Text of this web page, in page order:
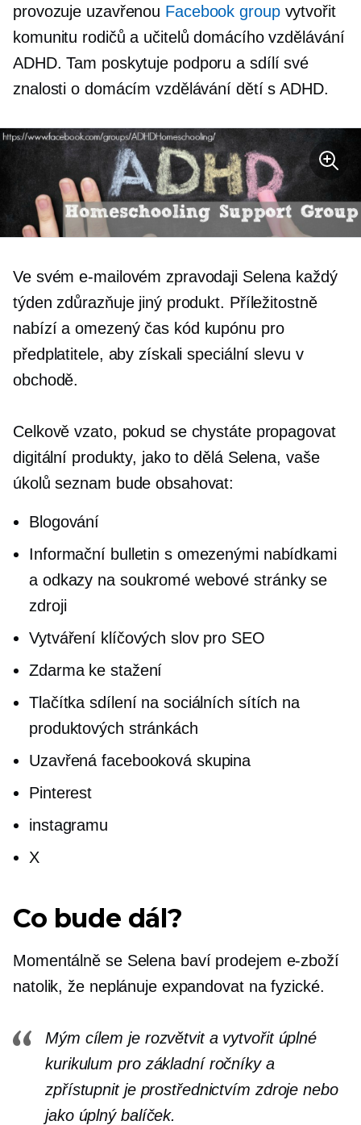
provozuje uzavřenou Facebook groupvytvořit
komunitu rodičů a učitelů domácího vzdělávání
ADHD. Tam poskytuje podporu a sdílí své
znalosti o domácím vzdělávání dětí s ADHD.
Ve svém e-mailovém zpravodaji Selena každý
týden zdůrazňuje jiný produkt. Příležitostně
nabízí aomezený čas kód kupónu pro
předplatitele, aby získali speciální slevu v
obchodě.
Celkově vzato, pokud se chystáte propagovat
digitální produkty, jako to dělá Selena, vaše
úkolů seznam bude obsahovat:
Blogování
Informační bulletin s omezenými nabídkami
a odkazy na soukromé webové stránky se
zdroji
Vytváření klíčových slov pro SEO
Zdarma ke stažení
Tlačítka sdílení na sociálních sítích na
produktových stránkách
Uzavřená facebooková skupina
Pinterest
instagramu
X
Co bude dál?
Momentálně se Selena baví prodejem e-zboží
natolik, že neplánuje expandovat na fyzické.
Mým cílem je rozvětvit a vytvořit úplné
kurikulum pro základní ročníky a
zpřístupnit je prostřednictvím zdroje nebo
jako úplný balíček.